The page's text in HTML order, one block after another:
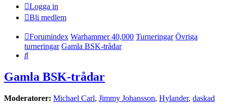
Logga in
Bli medlem
Forumindex Warhammer 40,000 Turneringar Övriga
turneringar Gamla BSK-trådar
Sök
Gamla BSK-trådar
Moderatorer: Michael Carl, Jimmy Johansson, Hylander, daskad